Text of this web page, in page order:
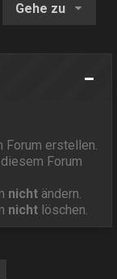
Gehe zu
Forum erstellen.
Forum
nicht ändern.
nicht löschen.